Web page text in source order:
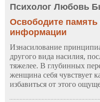
Психолог Любовь
Освободите память
информации
Изнасилование
другого вида насилия,
тяжелее. В глубинных
женщина себя чувствует
избавиться от этого